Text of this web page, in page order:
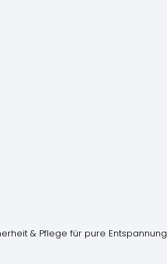
& Pflege für pure Entspannung